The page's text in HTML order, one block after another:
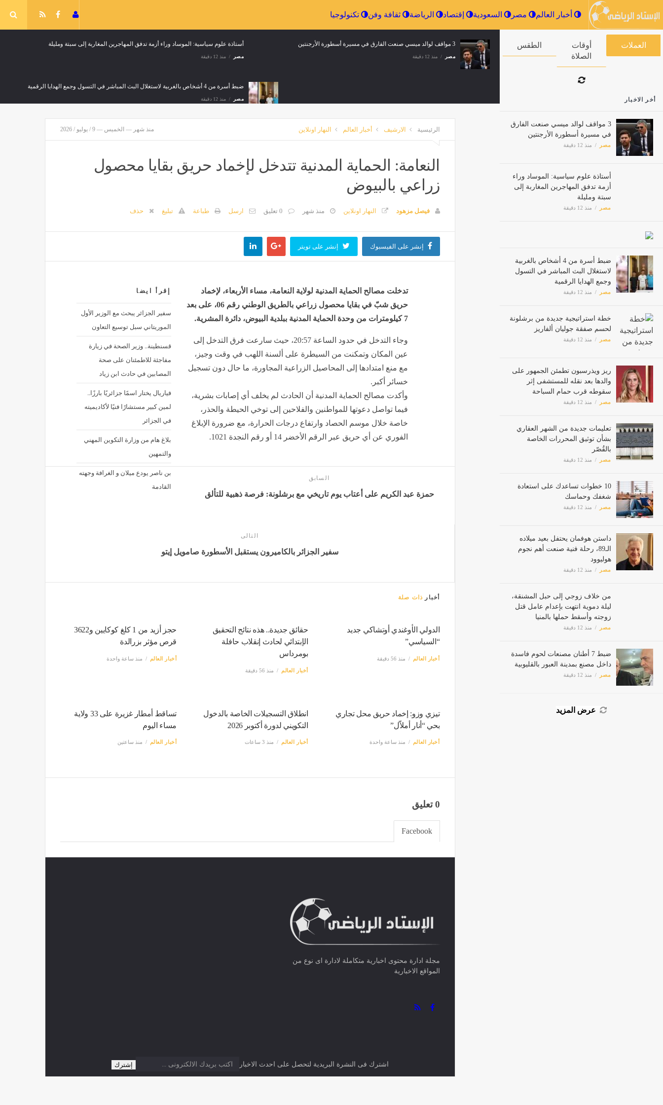
أخبار العالم مصر السعودية إقتصاد الرياضة ثقافة وفن
العملات أوقات الصلاة الطقس
أخر الاخبار
في مسيرة أسطورة الأرجنتين
مصر منذ 12 دقيقة
أستاذة علوم سياسية: الموساد وراء
أزمة تدفق المهاجرين المغاربة إلى
سبتة ومليلة
مصر منذ 12 دقيقة
ضبط أسرة من 4 أشخاص بالغربية
لاستغلال البث المباشر في التسول
وجمع الهدايا الرقمية
مصر منذ 12 دقيقة
برشلونة لحسم صفقة جوليان
ألفاريز
مصر
ريز ويذرسبون تطمئن الجمهور على
والدها بعد نقله للمستشفى إثر
سقوطه قرب حمام السباحة
مصر منذ 12 دقيقة
تعليمات جديدة من الشهر العقاري
بشأن توثيق المحررات الخاصة
بالقُصّر
مصر منذ 12 دقيقة
10 خطوات تساعدك على استعادة
شغفك وحماسك
مصر منذ 12 دقيقة
داستن هوفمان يحتفل بعيد ميلاده
الـ89، رحلة فنية صنعت أهم نجوم
هوليوود
مصر منذ 12 دقيقة
من خلاف زوجي إلى حبل المشنقة،
ليلة دموية انتهت بإعدام عامل قتل
زوجته وأسقط حملها بالمنيا
مصر منذ 12 دقيقة
ضبط 7 أطنان مصنعات لحوم فاسدة
داخل مصنع بمدينة العبور بالقليوبية
مصر منذ 12 دقيقة
عرض المزيد
3 مواقف لوالد ميسي صنعت الفارق في مسيرة أسطورة الأرجنتين
مصر منذ 12 دقيقة
أستاذة علوم سياسية: الموساد وراء أزمة تدفق المهاجرين المغاربة إلى سبتة ومليلة
مصر منذ 12 دقيقة
منذ 12 دقيقة
منذ 12 دقيقة
تعليمات جديدة من الشهر العقاري بشأن توثيق المحررات الخاصة بالقُصّر
داستن هوفمان يحتفل بعيد ميلاده الـ89، رحلة فنية صنعت أهم نجوم هوليوود
من خلاف زوجي إلى حبل المشنقة، ليلة دموية انتهت بإعدام عامل قتل زوجته وأسقط حملها بالمنيا
الرئيسية الارشيف أخبار العالم النهار اونلاين منذ شهر — الخميس — 9 / يوليو / 2026
النعامة: الحماية المدنية تتدخل لإخماد حريق بقايا محصول
زراعي بالبيوض
فيصل مزهود النهار اونلاين منذ شهر 0 تعليق ارسل طباعة تبليغ حذف
إنشر على الفيسبوك إنشر على تويتر
إقرأ ايضا
سفير الجزائر يبحث مع الوزير الأول
الموريتاني سبل توسيع التعاون
قسنطينة.. وزير الصحة في زيارة
مفاجئة للاطمئنان على صحة
المصابين في حادث ابن زياد
فياريال يختار اسمًا جزائريًا بارزًا..
لمين كبير مستشارًا فنيًا لأكاديميته
في الجزائر
بلاغ هام من وزارة التكوين المهني
والتمهين
بن ناصر يودع ميلان و الغرافة وجهته
القادمة
تدخلت مصالح الحماية المدنية لولاية النعامة، مساء الأربعاء، لإخماد
حريق شبّ في بقايا محصول زراعي بالطريق الوطني رقم 06، على بعد
7 كيلومترات من وحدة الحماية المدنية ببلدية البيوض، دائرة المشرية.
وجاء التدخل في حدود الساعة 20:57، حيث سارعت فرق التدخل إلى
عين المكان وتمكنت من السيطرة على ألسنة اللهب في وقت وجيز،
مع منع امتدادها إلى المحاصيل الزراعية المجاورة، ما حال دون تسجيل
خسائر أكبر.
وأكدت مصالح الحماية المدنية أن الحادث لم يخلف أي إصابات بشرية،
فيما تواصل دعوتها للمواطنين والفلاحين إلى توخي الحيطة والحذر،
خاصة خلال موسم الحصاد وارتفاع درجات الحرارة، مع ضرورة الإبلاغ
الفوري عن أي حريق عبر الرقم الأخضر 14 أو رقم النجدة 1021.
السابق
حمزة عبد الكريم على أعتاب يوم تاريخي مع برشلونة: فرصة ذهبية للتألق
التالى
سفير الجزائر بالكاميرون يستقبل الأسطورة صامويل إيتو
أخبار ذات صلة
أخبار العالم منذ 56 دقيقة
تيزي وزو: إخماد حريق محل تجاري
بحي “أنار أملاّل”
Facebook